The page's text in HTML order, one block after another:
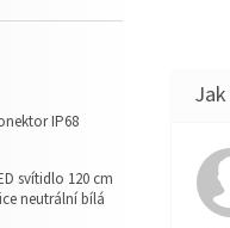
IP68
svítidlo 120 cm
neutrální bílá